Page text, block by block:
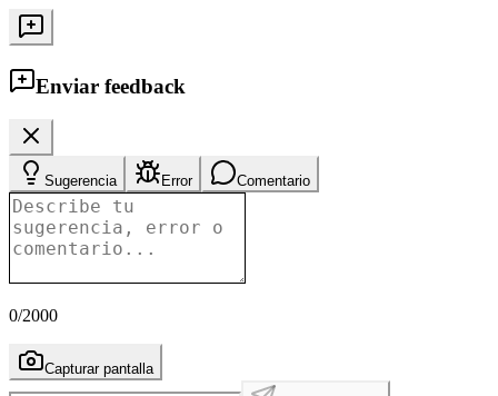
Enviar feedback
Sugerencia Error Comentario
0/2000
Capturar pantalla